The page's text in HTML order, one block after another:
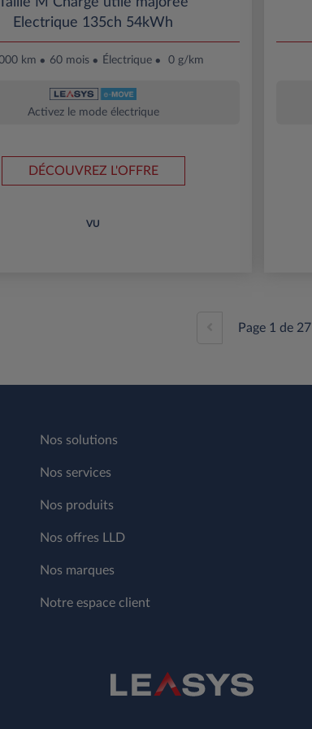
Electrique 135ch 54kWh
km 60 mois Électrique 0 g/km
Activez le mode électrique
DÉCOUVREZ L'OFFRE
VU
Page 1 de 27
Nos solutions
Nos services
Nos produits
Nos offres LLD
Nos marques
Notre espace client